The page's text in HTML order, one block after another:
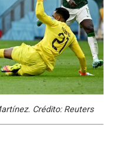
Crédito: Reuters